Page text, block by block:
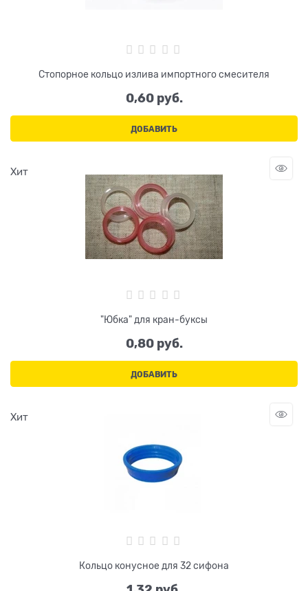
Стопорное кольцо излива импортного смесителя
0,60 руб.
ДОБАВИТЬ
Хит
"Юбка" для кран-буксы
0,80 руб.
ДОБАВИТЬ
Хит
Кольцо конусное для 32 сифона